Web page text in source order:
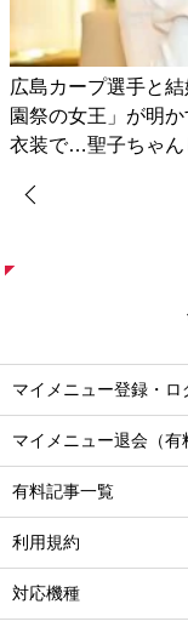
広島カープ選手と
園祭の女王」が明
衣装で…聖子ちゃん
マイメニュー登録・ロ
マイメニュー退会（有
有料記事一覧
利用規約
対応機種